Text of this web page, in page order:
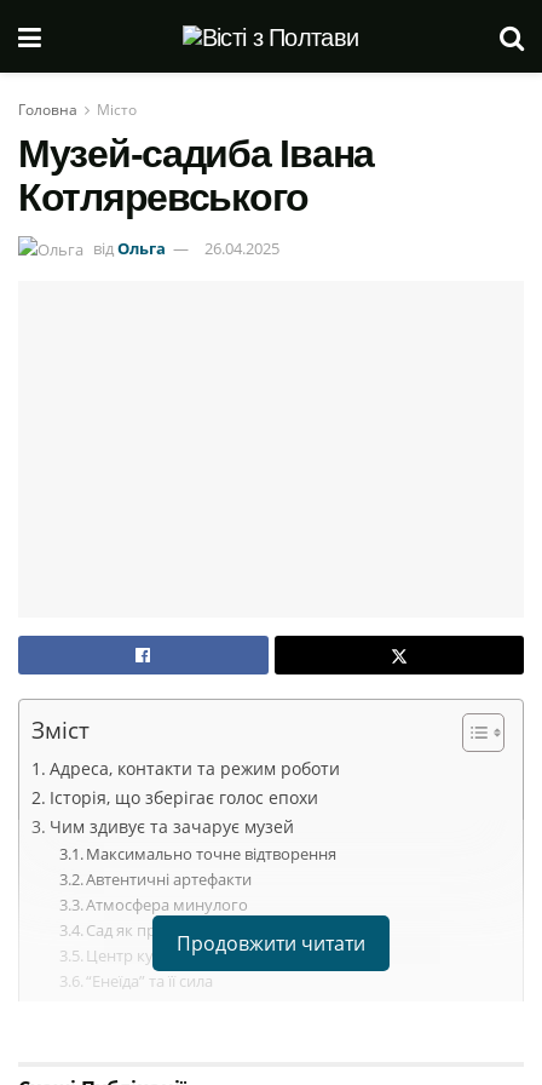
Головна Місто
Музей-садиба Івана
Котляревського
відОльга 26.04.2025
Зміст
Адреса, контакти та режим роботи
Історія, що зберігає голос епохи
Чим здивує та зачарує музей
Максимально точне відтворення
Автентичні артефакти
Атмосфера минулого
Сад як продовження поезії
Центр культурного життя
“Енеїда” та її сила
Продовжити читати